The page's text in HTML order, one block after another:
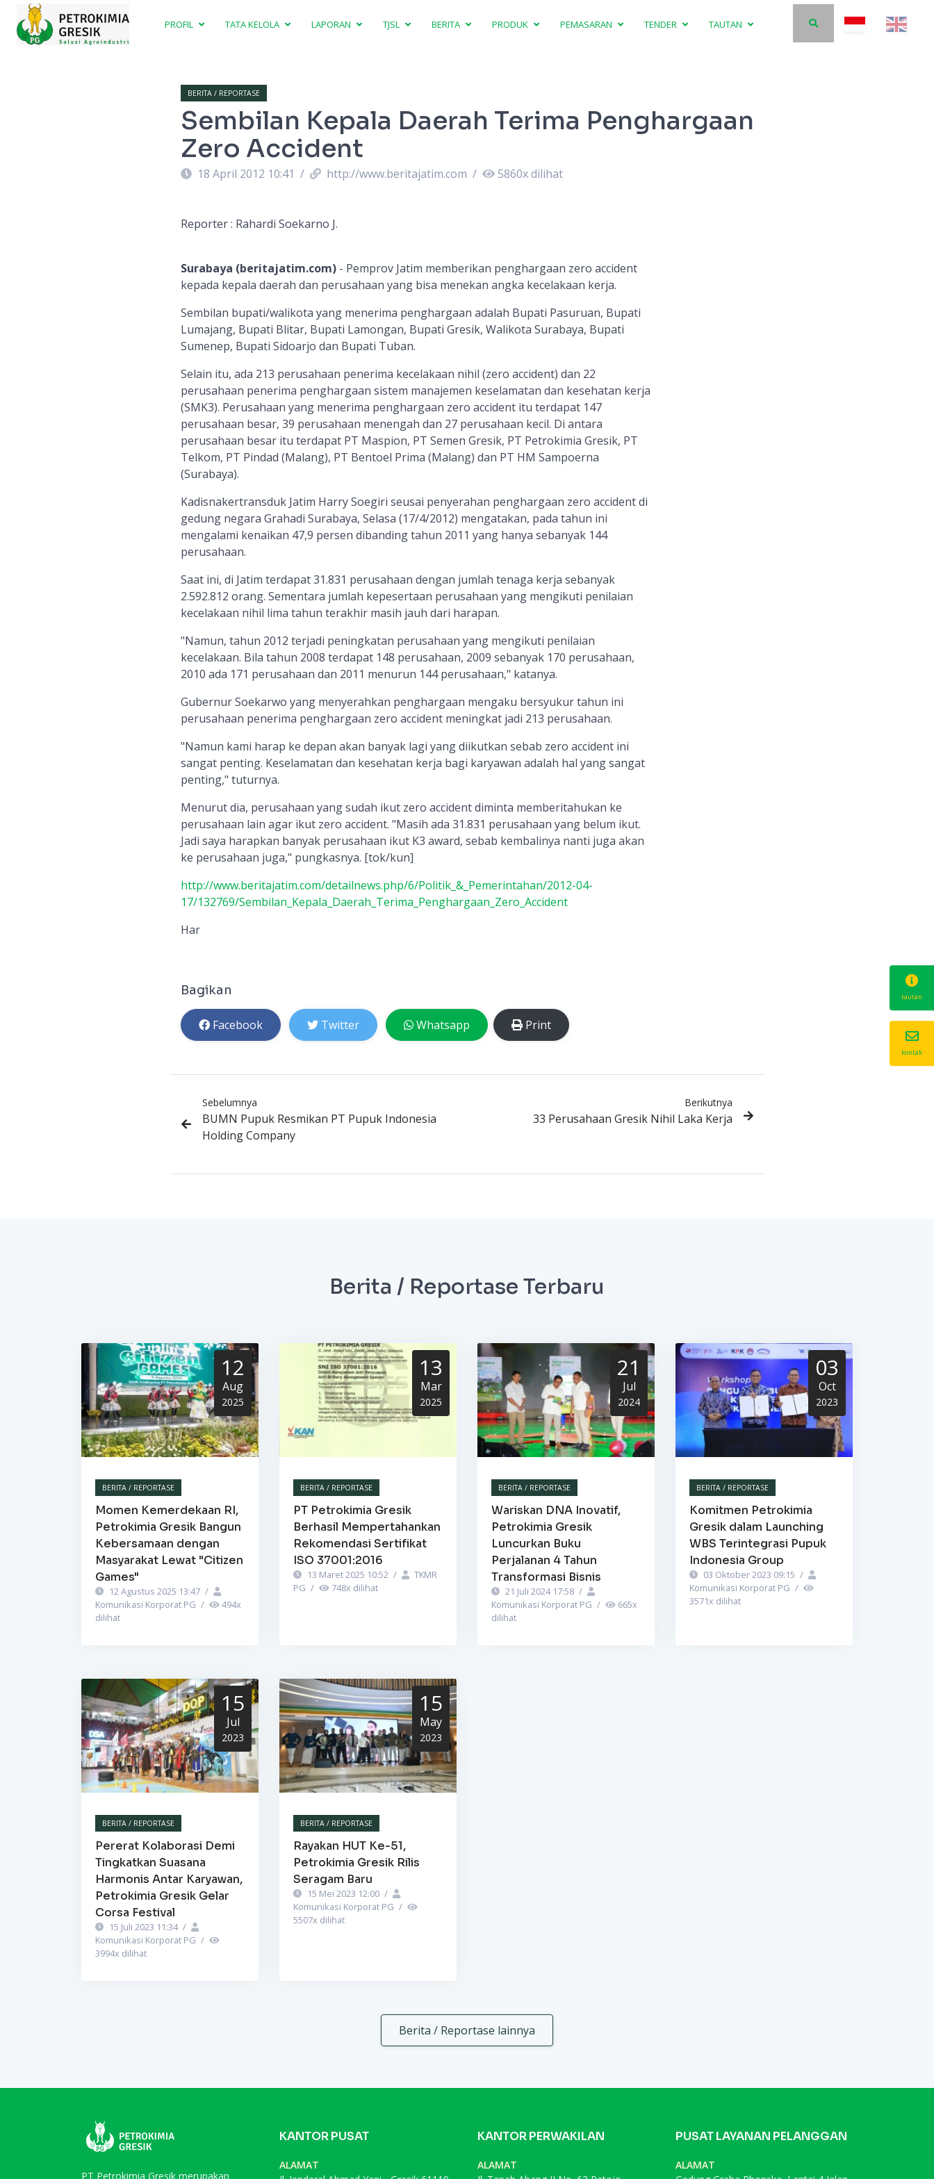
PROFIL TATA KELOLA LAPORAN TJSL BERITA PRODUK PEMASARAN TENDER TAUTAN
BERITA / REPORTASE
Sembilan Kepala Daerah Terima Penghargaan
Zero Accident
18 April 2012 10:41 / http://www.beritajatim.com / 5860x dilihat
Reporter : Rahardi Soekarno J.
Surabaya (beritajatim.com) - Pemprov Jatim memberikan penghargaan zero accident
kepada kepala daerah dan perusahaan yang bisa menekan angka kecelakaan kerja.
Sembilan bupati/walikota yang menerima penghargaan adalah Bupati Pasuruan, Bupati
Lumajang, Bupati Blitar, Bupati Lamongan, Bupati Gresik, Walikota Surabaya, Bupati
Sumenep, Bupati Sidoarjo dan Bupati Tuban.
Selain itu, ada 213 perusahaan penerima kecelakaan nihil (zero accident) dan 22
perusahaan penerima penghargaan sistem manajemen keselamatan dan kesehatan kerja
(SMK3). Perusahaan yang menerima penghargaan zero accident itu terdapat 147
perusahaan besar, 39 perusahaan menengah dan 27 perusahaan kecil. Di antara
perusahaan besar itu terdapat PT Maspion, PT Semen Gresik, PT Petrokimia Gresik, PT
Telkom, PT Pindad (Malang), PT Bentoel Prima (Malang) dan PT HM Sampoerna
(Surabaya).
Kadisnakertransduk Jatim Harry Soegiri seusai penyerahan penghargaan zero accident di
gedung negara Grahadi Surabaya, Selasa (17/4/2012) mengatakan, pada tahun ini
mengalami kenaikan 47,9 persen dibanding tahun 2011 yang hanya sebanyak 144
perusahaan.
Saat ini, di Jatim terdapat 31.831 perusahaan dengan jumlah tenaga kerja sebanyak
2.592.812 orang. Sementara jumlah kepesertaan perusahaan yang mengikuti penilaian
kecelakaan nihil lima tahun terakhir masih jauh dari harapan.
"Namun, tahun 2012 terjadi peningkatan perusahaan yang mengikuti penilaian
kecelakaan. Bila tahun 2008 terdapat 148 perusahaan, 2009 sebanyak 170 perusahaan,
2010 ada 171 perusahaan dan 2011 menurun 144 perusahaan," katanya.
Gubernur Soekarwo yang menyerahkan penghargaan mengaku bersyukur tahun ini
perusahaan penerima penghargaan zero accident meningkat jadi 213 perusahaan.
"Namun kami harap ke depan akan banyak lagi yang diikutkan sebab zero accident ini
sangat penting. Keselamatan dan kesehatan kerja bagi karyawan adalah hal yang sangat
penting," tuturnya.
Menurut dia, perusahaan yang sudah ikut zero accident diminta memberitahukan ke
perusahaan lain agar ikut zero accident. "Masih ada 31.831 perusahaan yang belum ikut.
Jadi saya harapkan banyak perusahaan ikut K3 award, sebab kembalinya nanti juga akan
ke perusahaan juga," pungkasnya. [tok/kun]
http://www.beritajatim.com/detailnews.php/6/Politik_&_Pemerintahan/2012-04-
17/132769/Sembilan_Kepala_Daerah_Terima_Penghargaan_Zero_Accident
Har
Bagikan
Facebook Twitter Whatsapp Print
Sebelumnya
BUMN Pupuk Resmikan PT Pupuk Indonesia
Holding Company
Berikutnya
33 Perusahaan Gresik Nihil Laka Kerja
Berita / Reportase Terbaru
12
Aug
2025
BERITA / REPORTASE
Momen Kemerdekaan RI,
Petrokimia Gresik Bangun
Kebersamaan dengan
Masyarakat Lewat "Citizen
Games"
12 Agustus 2025 13:47 /
Komunikasi Korporat PG / 494x
dilihat
13
Mar
2025
BERITA / REPORTASE
PT Petrokimia Gresik
Berhasil Mempertahankan
Rekomendasi Sertifikat
ISO 37001:2016
13 Maret 2025 10:52 /
TKMR
PG / 748x dilihat
21
Jul
2024
BERITA / REPORTASE
Wariskan DNA Inovatif,
Petrokimia Gresik
Luncurkan Buku
Perjalanan 4 Tahun
Transformasi Bisnis
21 Juli 2024 17:58 /
Komunikasi Korporat PG / 665x
dilihat
03
Oct
2023
BERITA / REPORTASE
Komitmen Petrokimia
Gresik dalam Launching
WBS Terintegrasi Pupuk
Indonesia Group
03 Oktober 2023 09:15 /
Komunikasi Korporat PG /
3571x dilihat
15
Jul
2023
BERITA / REPORTASE
Pererat Kolaborasi Demi
Tingkatkan Suasana
Harmonis Antar Karyawan,
Petrokimia Gresik Gelar
Corsa Festival
15 Juli 2023 11:34 /
Komunikasi Korporat PG /
3994x dilihat
15
May
2023
BERITA / REPORTASE
Rayakan HUT Ke-51,
Petrokimia Gresik Rilis
Seragam Baru
15 Mei 2023 12:00 /
Komunikasi Korporat PG /
5507x dilihat
Berita / Reportase lainnya
PT Petrokimia Gresik merupakan
KANTOR PUSAT
ALAMAT
KANTOR PERWAKILAN
ALAMAT
PUSAT LAYANAN PELANGGAN
ALAMAT
tautan
kontak